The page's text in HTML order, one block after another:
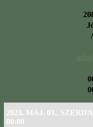
/
2023. MÁJ. 03., SZERDA
00:00